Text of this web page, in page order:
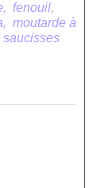
, fenouil,
, moutarde à
saucisses